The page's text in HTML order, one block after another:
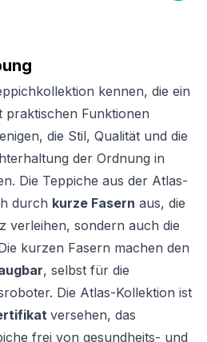
kennen, die ein
praktischen Funktionen
die Stil, Qualität und die
der Ordnung in
Die Teppiche aus der Atlas-
durch kurze Fasern aus, die
verleihen, sondern auch die
kurzen Fasern machen den
, selbst für die
Die Atlas-Kollektion ist
versehen, das
frei von gesundheits- und